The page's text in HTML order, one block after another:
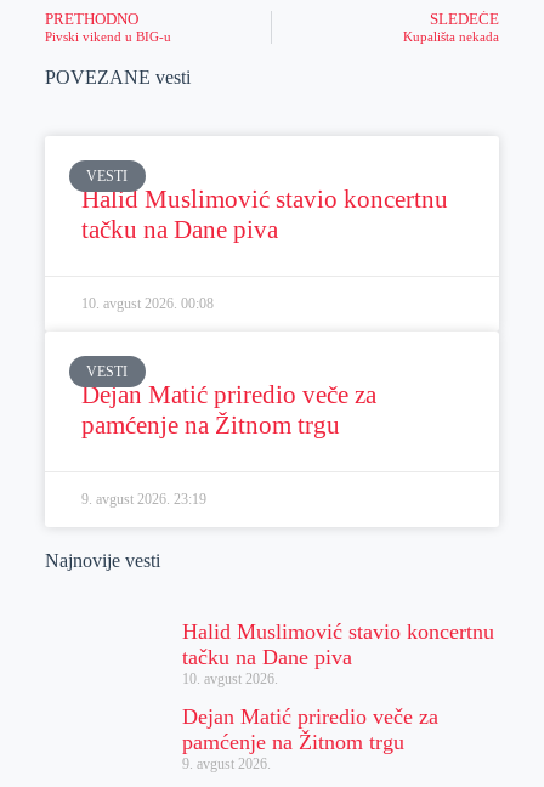
PRETHODNO
Pivski vikend u BIG-u
SLEDEĆE
Kupališta nekada
POVEZANE vesti
VESTI
Halid Muslimović stavio koncertnu
tačku na Dane piva
10. avgust 2026. 00:08
VESTI
Dejan Matić priredio veče za
pamćenje na Žitnom trgu
9. avgust 2026. 23:19
Najnovije vesti
Halid Muslimović stavio koncertnu
tačku na Dane piva
10. avgust 2026.
Dejan Matić priredio veče za
pamćenje na Žitnom trgu
9. avgust 2026.